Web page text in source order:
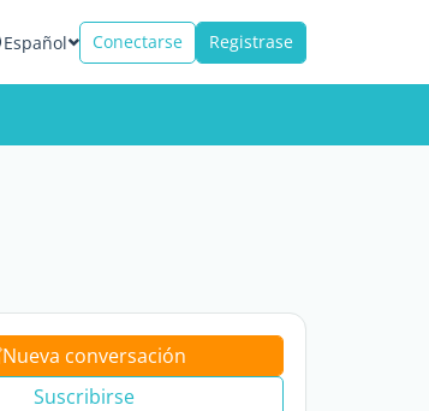
Español Conectarse Registrase
Nueva conversación
Suscribirse